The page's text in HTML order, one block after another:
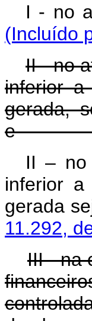
I - no
(Incluído
II - no
inferior a
gerada,
II – no
inferior
11.292,
III - na